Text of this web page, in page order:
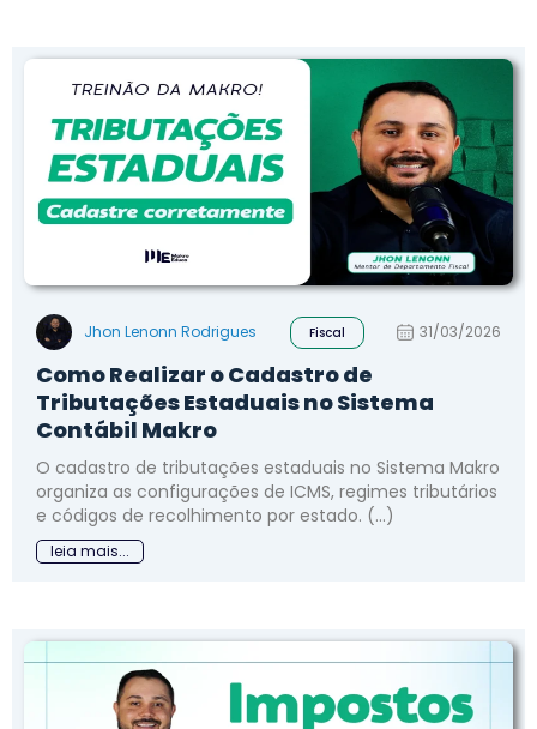
Jhon Lenonn Rodrigues Fiscal 31/03/2026
Como Realizar o Cadastro de
Tributações Estaduais no Sistema
Contábil Makro
O cadastro de tributações estaduais no Sistema Makro
organiza as configurações de ICMS, regimes tributários
e códigos de recolhimento por estado. (...)
leia mais...